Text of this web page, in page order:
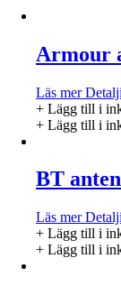
Armour
Läs mer
+ Lägg till i
+ Lägg till i
BT
Läs mer
+ Lägg till i
+ Lägg till i